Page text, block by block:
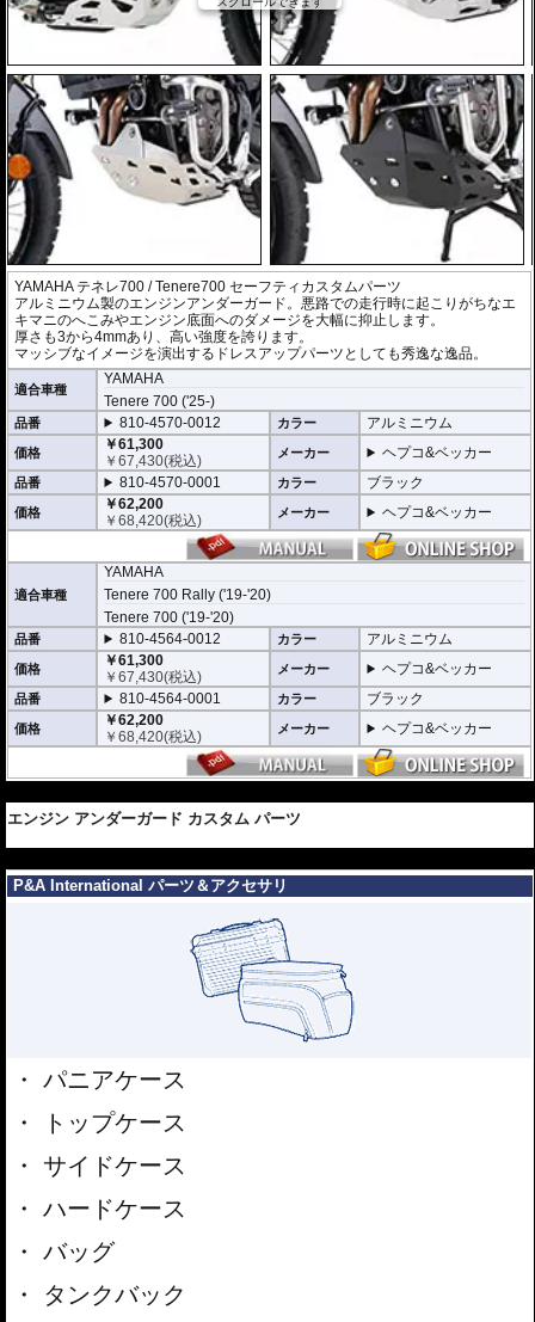
YAMAHA テネレ700 / Tenere700 セーフティカスタムパーツ
アルミニウム製のエンジンアンダーガード。悪路での走行時に起こりがちなエ
キマニのへこみやエンジン底面へのダメージを大幅に抑止します。
厚さも3から4mmあり、高い強度を誇ります。
マッシブなイメージを演出するドレスアップパーツとしても秀逸な逸品。
適合車種
YAMAHA
Tenere 700 ('25-)
品番 810-4570-0012 カラー アルミニウム
価格
￥61,300
￥67,430(税込) メーカー ヘプコ&ベッカー
品番 810-4570-0001 カラー ブラック
価格
￥62,200
￥68,420(税込) メーカー ヘプコ&ベッカー
適合車種
YAMAHA
Tenere 700 Rally ('19-'20)
Tenere 700 ('19-'20)
品番 810-4564-0012 カラー アルミニウム
価格
￥61,300
￥67,430(税込) メーカー ヘプコ&ベッカー
品番 810-4564-0001 カラー ブラック
価格
￥62,200
￥68,420(税込) メーカー ヘプコ&ベッカー
エンジン アンダーガード カスタム パーツ
P&A International パーツ＆アクセサリ
パニアケース
トップケース
サイドケース
ハードケース
バッグ
タンクバック